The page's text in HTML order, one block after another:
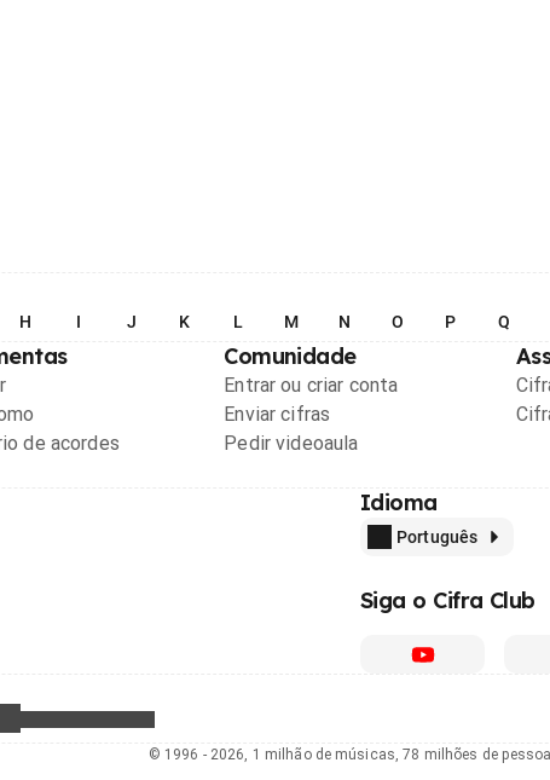
H I J K L M N O P Q
de acordes
Comunidade
Entrar ou criar conta
Enviar cifras
Pedir videoaula
Idioma
Português
Siga o Cifra Club
© 1996 - 2026, 1 milhão de músicas, 78 milhões de